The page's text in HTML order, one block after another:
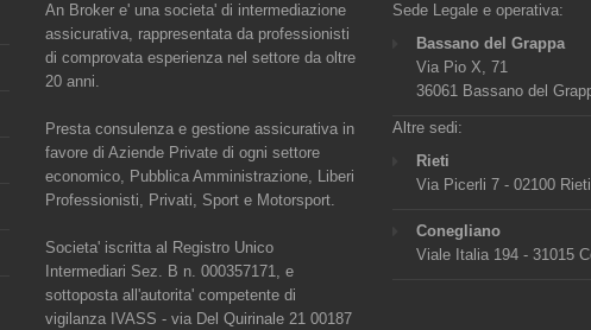
An Broker e' una societa' di intermediazione
assicurativa, rappresentata da professionisti
di comprovata esperienza nel settore da oltre
20 anni.
Presta consulenza e gestione assicurativa in
favore di Aziende Private di ogni settore
economico, Pubblica Amministrazione, Liberi
Professionisti, Privati, Sport e Motorsport.
Societa' iscritta al Registro Unico
Intermediari Sez. B n. 000357171, e
sottoposta all'autorita' competente di
vigilanza IVASS - via Del Quirinale 21 00187
Sede Legale e operativa:
Bassano del Grappa
Via Pio X, 71
36061 Bassano del
Altre sedi:
Rieti
Via Picerli 7 - 02100 Rieti
Conegliano
Viale Italia 194 - 31015